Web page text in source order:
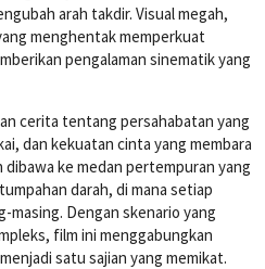
arah takdir. Visual megah,
menghentak memperkuat
pengalaman sinematik yang
cerita tentang persahabatan yang
dan kekuatan cinta yang membara
ke medan pertempuran yang
darah, di mana setiap
masing. Dengan skenario yang
film ini menggabungkan
satu sajian yang memikat.